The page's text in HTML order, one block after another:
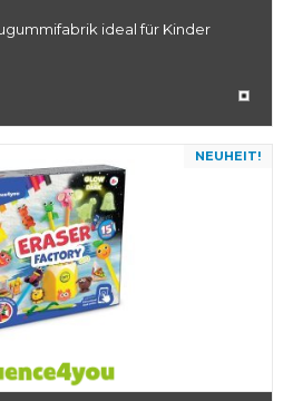
ideal für Kinder
NEUHEIT!